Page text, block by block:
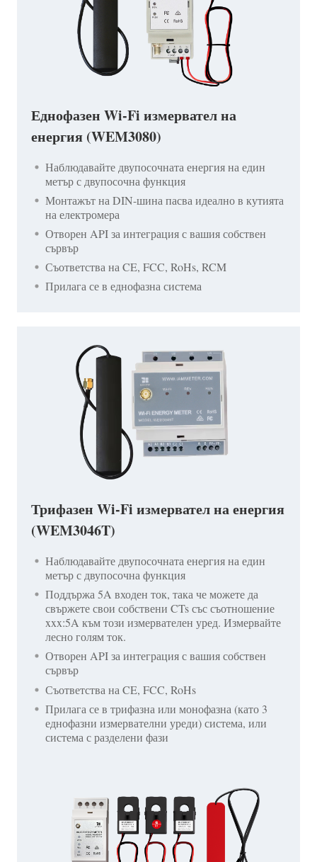
Еднофазен Wi-Fi измервател на
енергия (WEM3080)
Наблюдавайте двупосочната енергия на един
метър с двупосочна функция
Монтажът на DIN-шина пасва идеално в кутията
на електромера
Отворен API за интеграция с вашия собствен
сървър
Съответства на CE, FCC, RoHs, RCM
Прилага се в еднофазна система
Трифазен Wi-Fi измервател на енергия
(WEM3046T)
Наблюдавайте двупосочната енергия на един
метър с двупосочна функция
Поддържа 5A входен ток, така че можете да
свържете свои собствени CTs със съотношение
xxx:5A към този измервателен уред. Измервайте
лесно голям ток.
Отворен API за интеграция с вашия собствен
сървър
Съответства на CE, FCC, RoHs
Прилага се в трифазна или монофазна (като 3
еднофазни измервателни уреди) система, или
система с разделени фази